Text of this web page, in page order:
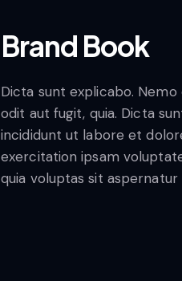
Brand Book
Dicta sunt explicabo.
odit aut fugit, quia. Dicta
incididunt ut labore et
exercitation ipsam
quia voluptas sit